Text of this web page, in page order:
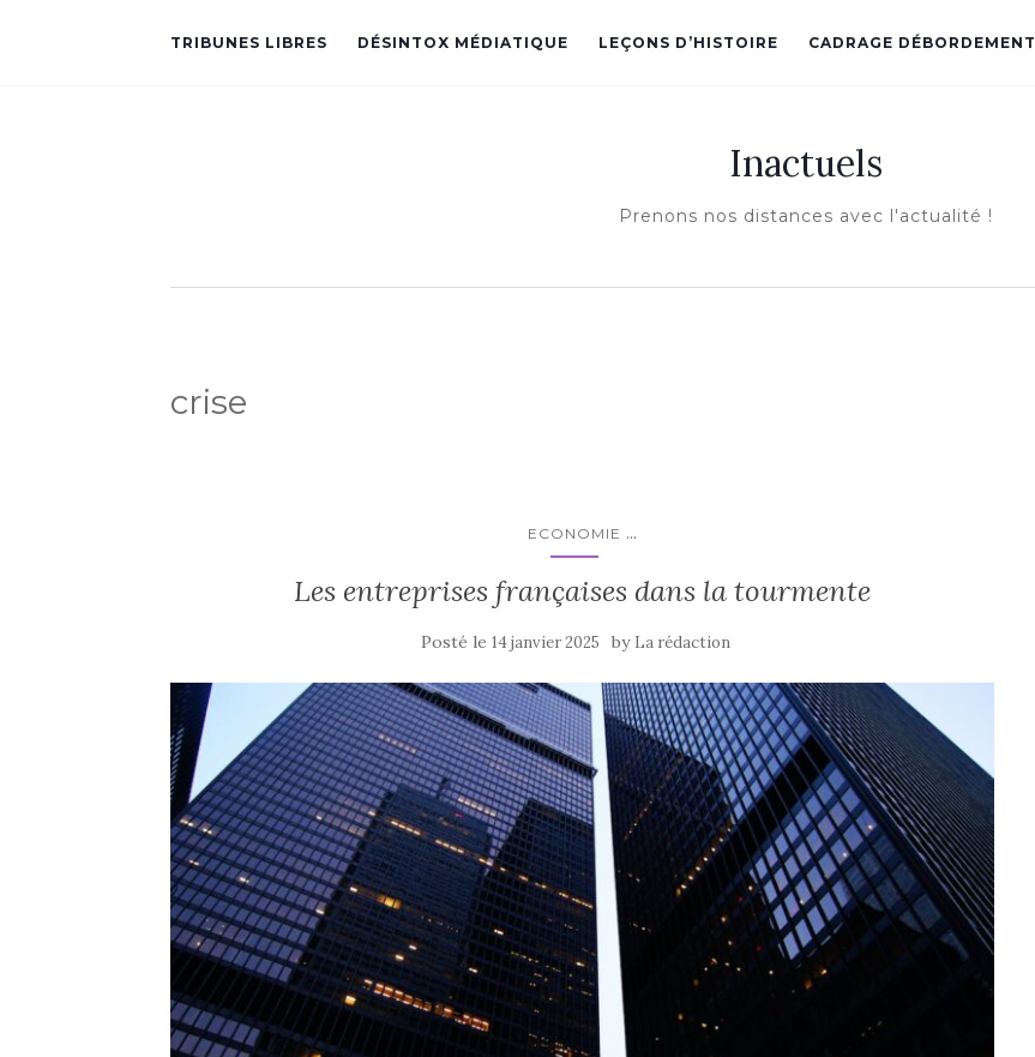
TRIBUNES LIBRES DÉSINTOX MÉDIATIQUE LEÇONS D’HISTOIRE CADRAGE DÉBORDEMENT
Inactuels
Prenons nos distances avec l'actualité !
crise
ECONOMIE ...
Les entreprises françaises dans la tourmente
Posté le14 janvier 2025 by La rédaction